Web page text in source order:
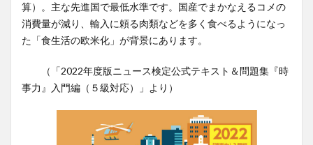
算）。主な先進国で最低水準です。国産でまかなえるコメの
消費量が減り、輸入に頼る肉類などを多く食べるようになっ
た「食生活の欧米化」が背景にあります。
（「2022年度版ニュース検定公式テキスト＆問題集『時
事力』入門編（５級対応）」より）